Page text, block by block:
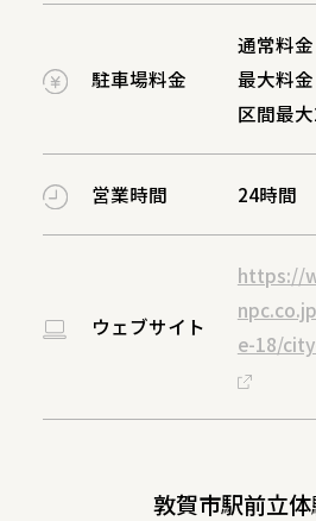
駐車場料金
通常料
最大料
区間最
営業時間 24時間
ウェブサイト
https://
e-18/
敦賀市駅前立